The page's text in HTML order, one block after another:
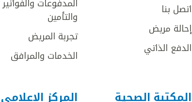
اتصل بنا
إحالة مريض
الدفع الذاتي
المدفوعات والفواتير
والتأمين
تجربة المريض
الخدمات والمرافق
المكتبة الصحية المركز الإعلامي